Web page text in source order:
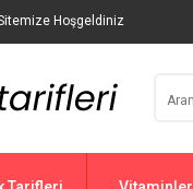
Hoşgeldiniz